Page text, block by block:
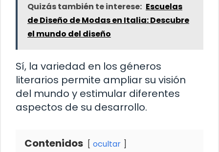
Quizás también te interese: Escuelas
de Diseño de Modas en Italia: Descubre
el mundo del diseño
Sí, la variedad en los géneros
literarios permite ampliar su visión
del mundo y estimular diferentes
aspectos de su desarrollo.
Contenidos ocultar